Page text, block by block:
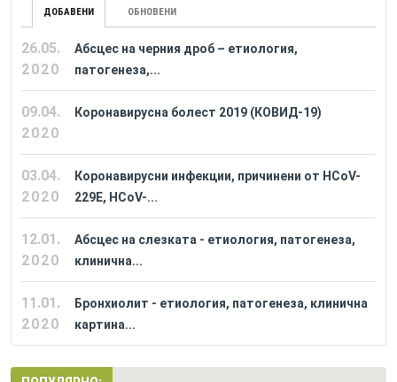
ДОБАВЕНИ ОБНОВЕНИ
26.05.
2020
Абсцес на черния дроб – етиология,
патогенеза,...
09.04.
2020
Коронавирусна болест 2019 (КОВИД-19)
03.04.
2020
Коронавирусни инфекции, причинени от HCoV-
229E, HCoV-...
12.01.
2020
Абсцес на слезката - етиология, патогенеза,
клинична...
11.01.
2020
Бронхиолит - етиология, патогенеза, клинична
картина...